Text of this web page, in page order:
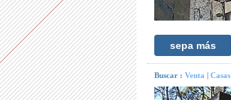
sepa más
Buscar : Venta Casas